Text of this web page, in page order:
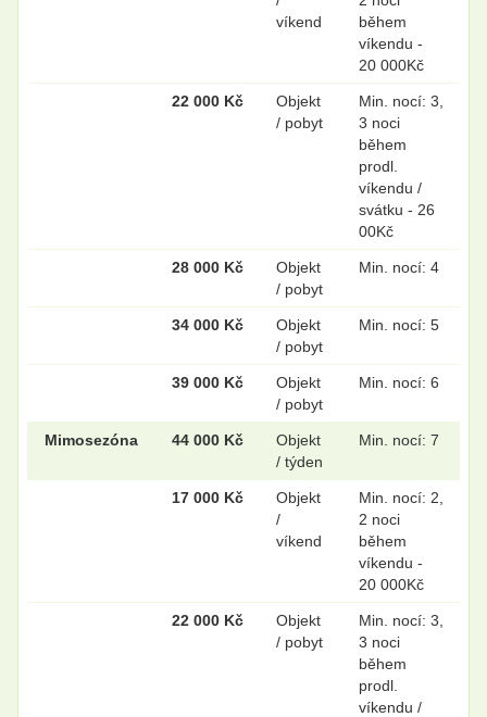
víkend
během
víkendu -
20 000Kč
22 000 Kč
Objekt
/ pobyt
Min. nocí: 3,
3 noci
během
prodl.
víkendu /
svátku - 26
00Kč
28 000 Kč
Objekt
/ pobyt
Min. nocí: 4
34 000 Kč
Objekt
/ pobyt
Min. nocí: 5
39 000 Kč
Objekt
/ pobyt
Min. nocí: 6
Mimosezóna 44 000 Kč
Objekt
/ týden
Min. nocí: 7
17 000 Kč
Objekt
/
víkend
Min. nocí: 2,
2 noci
během
víkendu -
20 000Kč
22 000 Kč
Objekt
/ pobyt
Min. nocí: 3,
3 noci
během
prodl.
víkendu /